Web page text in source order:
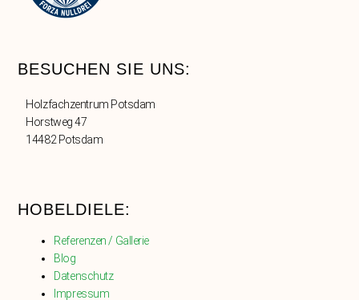
BESUCHEN SIE UNS:
Holzfachzentrum Potsdam
Horstweg 47
14482 Potsdam
HOBELDIELE:
Referenzen / Gallerie
Blog
Datenschutz
Impressum